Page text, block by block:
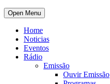
Open Menu
Home
Noticias
Eventos
Rádio
Emissão
Ouvir Emissão